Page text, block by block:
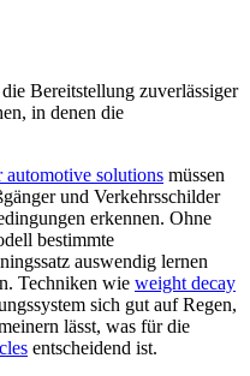
Bereitstellung zuverlässiger
in denen die
solutions müssen
und Verkehrsschilder
erkennen. Ohne
bestimmte
auswendig lernen
Techniken wie weight decay
sich gut auf Regen,
lässt, was für die
entscheidend ist.